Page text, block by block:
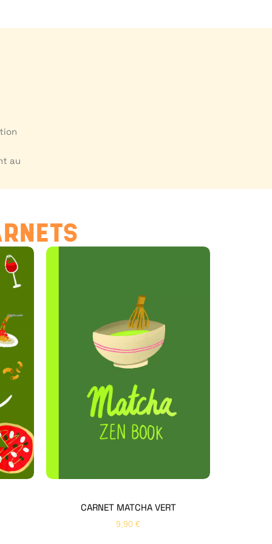
au
CARNET MATCHA VERT
9,90 €
Hello Editions
Nous revenons vers vous rapidement
Bonjour 👋
Nom* Prénom*